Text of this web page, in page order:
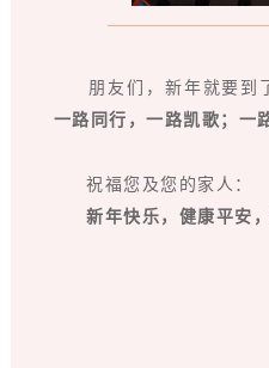
朋友们，新年就要到
一路同行，一路凯歌；一
祝福您及您的家人：
新年快乐，健康平安